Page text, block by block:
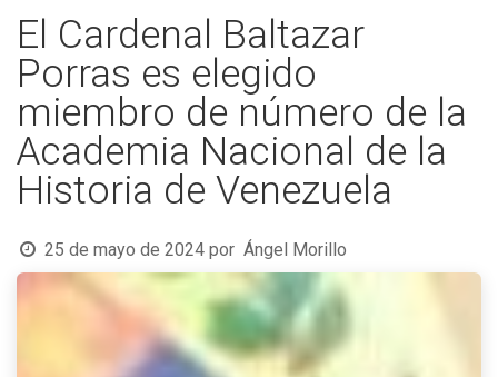
El Cardenal Baltazar
Porras es elegido
miembro de número de la
Academia Nacional de la
Historia de Venezuela
25 de mayo de 2024 por Ángel Morillo